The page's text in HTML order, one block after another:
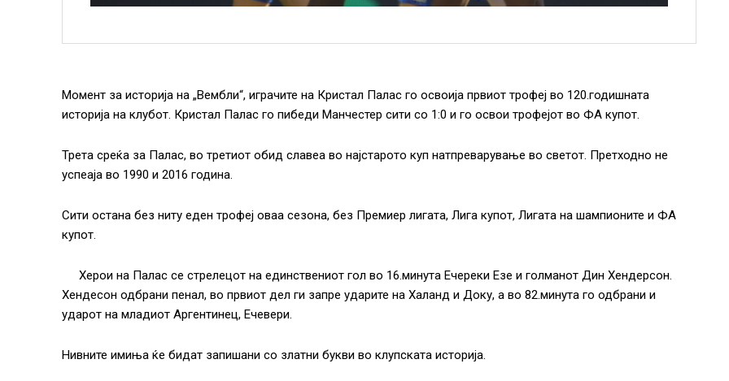
Момент за историја на „Вембли“, играчите на Кристал Палас го освоија првиот трофеј во 120.годишната
историја на клубот. Кристал Палас го пибеди Манчестер сити со 1:0 и го освои трофејот во ФА купот.
Трета среќа за Палас, во третиот обид славеа во најстарото куп натпреварување во светот. Претходно не
успеаја во 1990 и 2016 година.
Сити остана без ниту еден трофеј оваа сезона, без Премиер лигата, Лига купот, Лигата на шампионите и ФА
купот.
Херои на Палас се стрелецот на единствениот гол во 16.минута Ечереки Езе и голманот Дин Хендерсон.
Хендесон одбрани пенал, во првиот дел ги запре ударите на Халанд и Доку, а во 82.минута го одбрани и
ударот на младиот Аргентинец, Ечевери.
Нивните имиња ќе бидат запишани со златни букви во клупската историја.